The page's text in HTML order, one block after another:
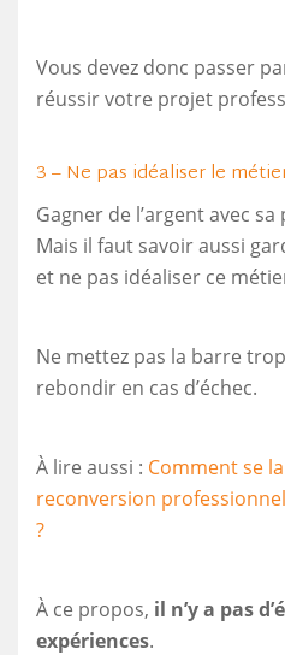
Vous devez donc passer
réussir votre projet
3 – Ne pas idéaliser le
Gagner de l’argent avec
Mais il faut savoir aussi
et ne pas idéaliser ce
Ne mettez pas la barre
rebondir en cas d’échec.
À lire aussi : Comment se
reconversion
?
À ce propos, il n’y a pas
expériences.